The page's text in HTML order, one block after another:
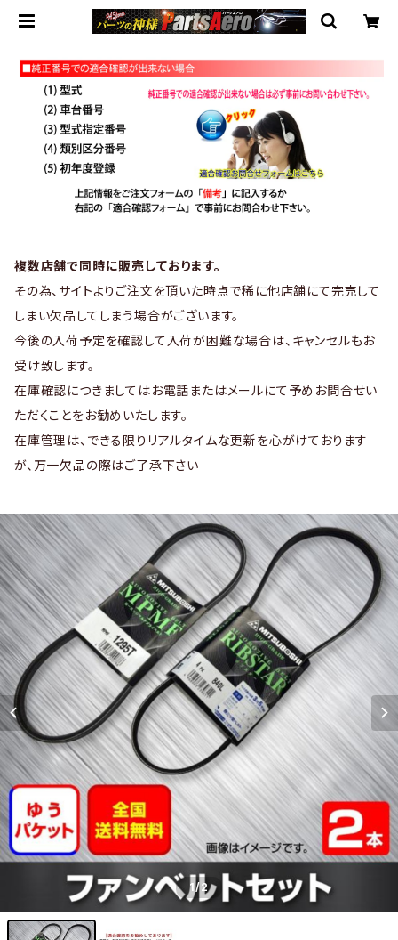
複数店舗で同時に販売しております。
その為、サイトよりご注文を頂いた時点で稀に他店舗にて完売して
しまい欠品してしまう場合がございます。
今後の入荷予定を確認して入荷が困難な場合は、キャンセルもお
受け致します。
在庫確認につきましてはお電話またはメールにて予めお問合せい
ただくことをお勧めいたします。
在庫管理は、できる限りリアルタイムな更新を心がけております
が、万一欠品の際はご了承下さい
1/2